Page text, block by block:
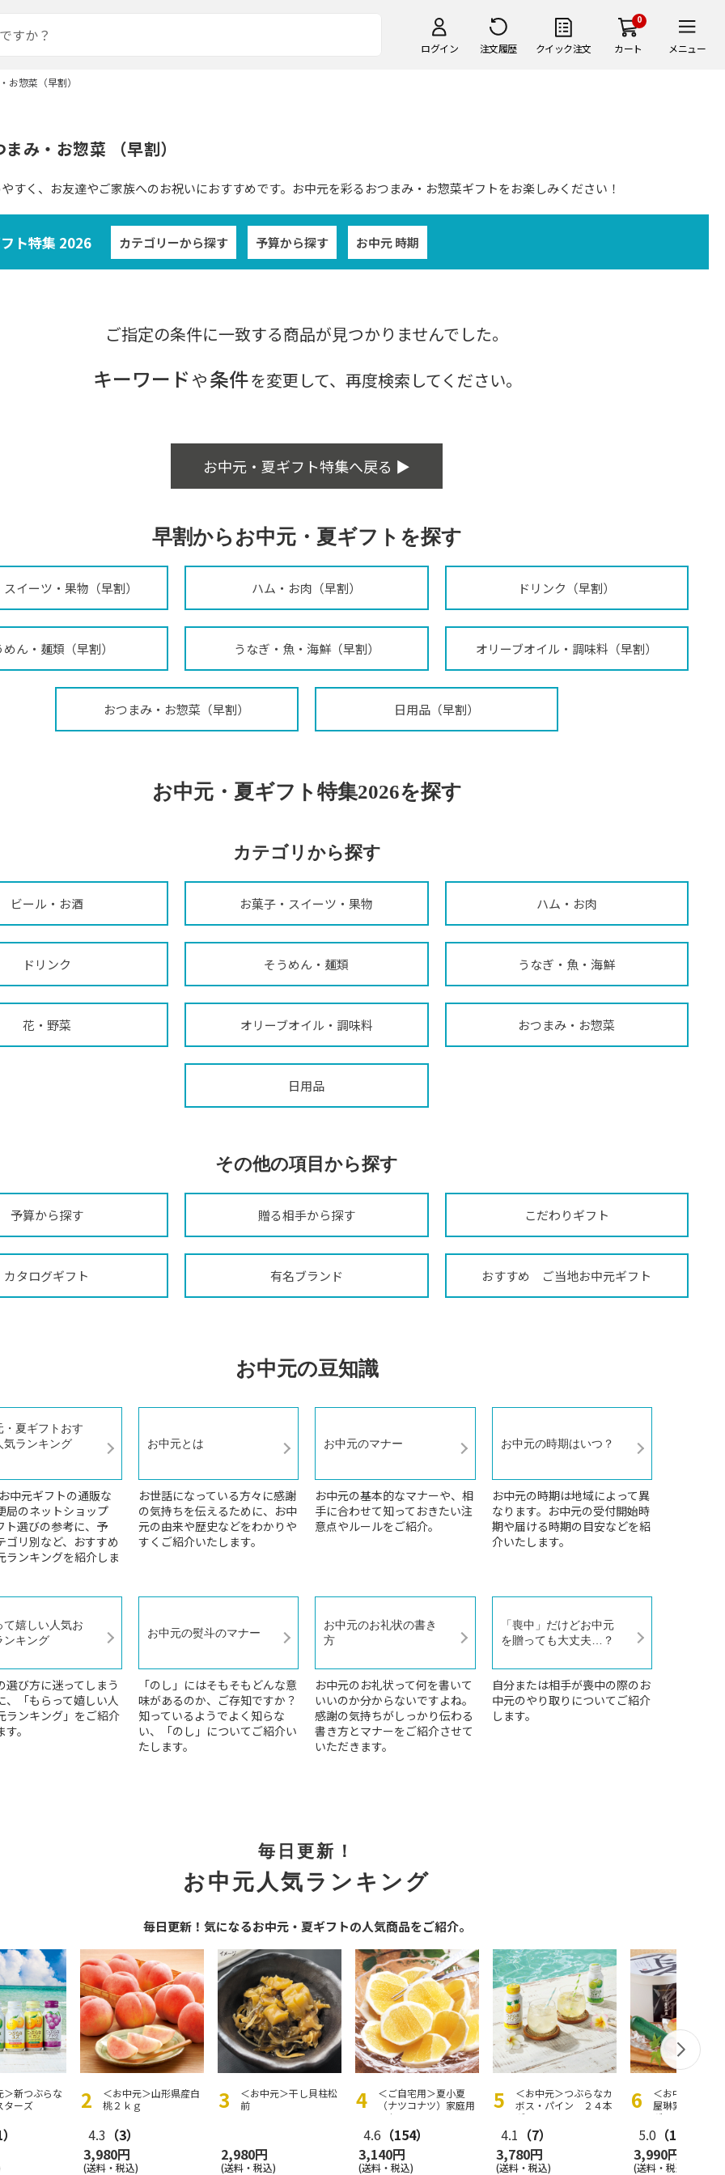
ログイン 注文履歴 クイック注文
0
カート メニュー
お惣菜（早割）
み・お惣菜 （早割）
すく、お友達やご家族へのお祝いにおすすめです。お中元を彩るおつまみ・お惣菜ギフトをお楽しみください！
ト特集 2026 カテゴリーから探す 予算から探す お中元 時期
ご指定の条件に一致する商品が見つかりませんでした。
キーワードや条件を変更して、再度検索してください。
お中元・夏ギフト特集へ戻る ▶
早割からお中元・夏ギフトを探す
イーツ・果物（早割） ハム・お肉（早割） ドリンク（早割）
めん・麺類（早割） うなぎ・魚・海鮮（早割） オリーブオイル・調味料（早割）
おつまみ・お惣菜（早割） 日用品（早割）
お中元・夏ギフト特集2026を探す
カテゴリから探す
ビール・お酒 お菓子・スイーツ・果物 ハム・お肉
ドリンク そうめん・麺類 うなぎ・魚・海鮮
花・野菜 オリーブオイル・調味料 おつまみ・お惣菜
日用品
その他の項目から探す
予算から探す 贈る相手から探す こだわりギフト
カタログギフト 有名ブランド おすすめ ご当地お中元ギフト
お中元の豆知識
・夏ギフトおす
気ランキング
中元ギフトの通販な
局のネットショップ
ト選びの参考に、予
ゴリ別など、おすすめ
ランキングを紹介しま
お中元とは
お世話になっている方々に感謝
の気持ちを伝えるために、お中
元の由来や歴史などをわかりや
すくご紹介いたします。
お中元のマナー
お中元の基本的なマナーや、相
手に合わせて知っておきたい注
意点やルールをご紹介。
お中元の時期はいつ？
お中元の時期は地域によって異
なります。お中元の受付開始時
期や届ける時期の目安などを紹
介いたします。
て嬉しい人気お
ンキング
選び方に迷ってしまう
、「もらって嬉しい人
ランキング」をご紹介
。
お中元の熨斗のマナー
「のし」にはそもそもどんな意
味があるのか、ご存知ですか？
知っているようでよく知らな
い、「のし」についてご紹介い
たします。
お中元のお礼状の書き
方
お中元のお礼状って何を書いて
いいのか分からないですよね。
感謝の気持ちがしっかり伝わる
書き方とマナーをご紹介させて
いただきます。
「喪中」だけどお中元
を贈っても大丈夫…？
自分または相手が喪中の際のお
中元のやり取りについてご紹介
します。
毎日更新！
お中元人気ランキング
毎日更新！気になるお中元・夏ギフトの人気商品をご紹介。
＞新つぶらな
ターズ
＜お中元＞山形県産白
桃２ｋｇ
4.3 （3）
3,980円
(送料・税込)
＜お中元＞干し貝柱松
前
2,980円
(送料・税込)
＜ご自宅用＞夏小夏
（ナツコナツ）家庭用
３ｋｇ
4.6 （154）
3,140円
(送料・税込)
＜お中元＞つぶらなカ
ボス・パイン ２４本
ギフト
4.1 （7）
3,780円
(送料・税込)
＜お中元＞＜
屋琳窕＞京のひ
ギフト
5.0 （1）
3,990円
(送料・税込)